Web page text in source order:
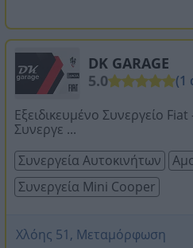
DK GARAGE
5.0
(1
Εξειδικευμένο Συνεργείο
Συνεργε ...
Συνεργεία Αυτοκινήτων
Συνεργεία Mini Cooper
Χλόης 51, Μεταμόρφωση